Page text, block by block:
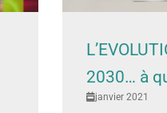
2030… à
janvier 2021